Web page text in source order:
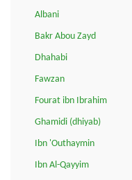
Albani
Bakr Abou Zayd
Dhahabi
Fawzan
Fourat ibn Ibrahim
Ghamidi (dhiyab)
Ibn 'Outhaymin
Ibn Al-Qayyim